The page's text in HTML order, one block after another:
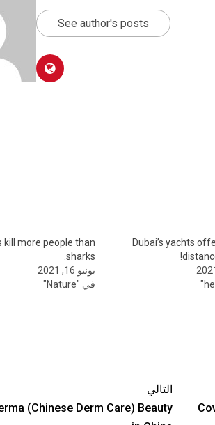
See author's posts
Dubai’s yachts
kill more people than
sharks.
يونيو 16, 2021
في "Nature"
التالي
(Chinese Derm Care) Beauty